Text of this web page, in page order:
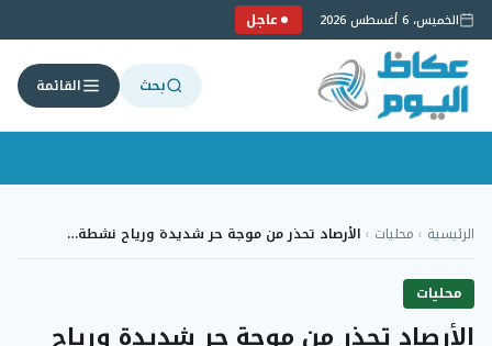
الخميس، 6 أغسطس 2026 عاجل
بحث القائمة
إلىالرئيسية › محليات › الأرصاد تحذر من موجة حر شديدة ورياح نشطة…
محليات
الأرصاد تحذر من موجة حر شديدة ورياح